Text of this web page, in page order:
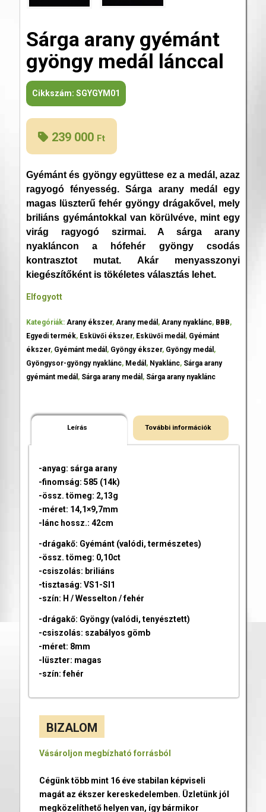
Sárga arany gyémánt
gyöngy medál lánccal
Cikkszám: SGYGYM01
239 000 Ft
Gyémánt és gyöngy együttese ez a medál, azaz
ragyogó fényesség. Sárga arany medál egy
magas lüszterű fehér gyöngy drágakővel, mely
briliáns gyémántokkal van körülvéve, mint egy
virág ragyogó szirmai. A sárga arany
nyakláncon a hófehér gyöngy csodás
kontrasztot mutat. Akár menyasszonyi
kiegészítőként is tökéletes választás lehet.
Elfogyott
Kategóriák: Arany ékszer, Arany medál , Arany nyaklánc, BBB,
Egyedi termék, Esküvői ékszer, Esküvői medál , Gyémánt
ékszer, Gyémánt medál , Gyöngy ékszer, Gyöngy medál ,
Gyöngysor-gyöngy nyaklánc, Medál , Nyaklánc, Sárga arany
gyémánt medál , Sárga arany medál , Sárga arany nyaklánc
Leírás További információk
-anyag: sárga arany
-finomság: 585 (14k)
-össz. tömeg: 2,13g
-méret: 14,1×9,7mm
-lánc hossz.: 42cm
-drágakő: Gyémánt (valódi, természetes)
-össz. tömeg: 0,10ct
-csiszolás: briliáns
-tisztaság: VS1-SI1
-szín: H / Wesselton / fehér
-drágakő: Gyöngy (valódi, tenyésztett)
-csiszolás: szabályos gömb
-méret: 8mm
-lüszter: magas
-szín: fehér
BIZALOM
Vásároljon megbízható forrásból
Cégünk több mint 16 éve stabilan képviseli
magát az ékszer kereskedelemben. Üzletünk jól
megközelíthető helyen van, így bármikor